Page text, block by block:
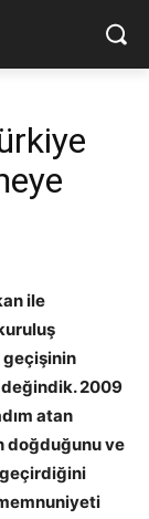
ile
geçişinin
2009
atan
doğduğunu ve